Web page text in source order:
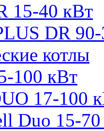
15-40 кВт
DR
котлы
100 кВт
17-100
Duo 15-